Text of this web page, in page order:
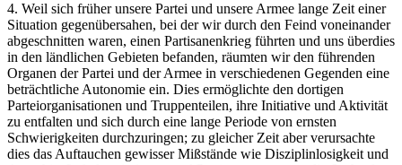
4. Weil sich früher unsere Partei und unsere Armee lange Zeit einer
Situation gegenübersahen, bei der wir durch den Feind voneinander
abgeschnitten waren, einen Partisanenkrieg führten und uns überdies
in den ländlichen Gebieten befanden, räumten wir den führenden
Organen der Partei und der Armee in verschiedenen Gegenden eine
beträchtliche Autonomie ein. Dies ermöglichte den dortigen
Parteiorganisationen und Truppenteilen, ihre Initiative und Aktivität
zu entfalten und sich durch eine lange Periode von ernsten
Schwierigkeiten durchzuringen; zu gleicher Zeit aber verursachte
dies das Auftauchen gewisser Mißstände wie Disziplinlosigkeit und